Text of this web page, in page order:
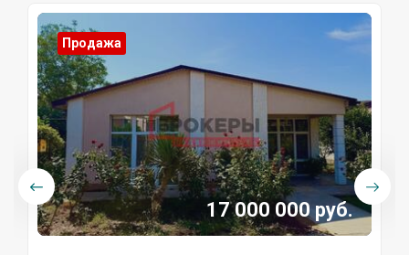
Продажа
17 000 000 руб.